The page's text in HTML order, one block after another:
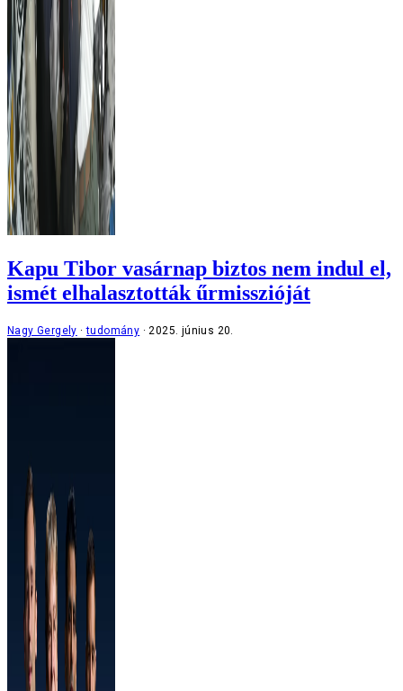
Kapu Tibor vasárnap biztos nem indul el,
ismét elhalasztották űrmisszióját
Nagy Gergely tudomány 2025. június 20.